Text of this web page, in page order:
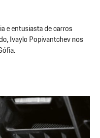
e entusiasta de carros
Ivaylo Popivantchev nos